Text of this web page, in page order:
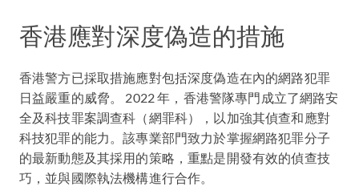
香港應對深度偽造的措施
香港警方已採取措施應對包括深度偽造在內的網路犯罪
日益嚴重的威脅。 2022 年，香港警隊專門成立了網路安
全及科技罪案調查科（網罪科），以加強其偵查和應對
科技犯罪的能力。該專業部門致力於掌握網路犯罪分子
的最新動態及其採用的策略，重點是開發有效的偵查技
巧，並與國際執法機構進行合作。